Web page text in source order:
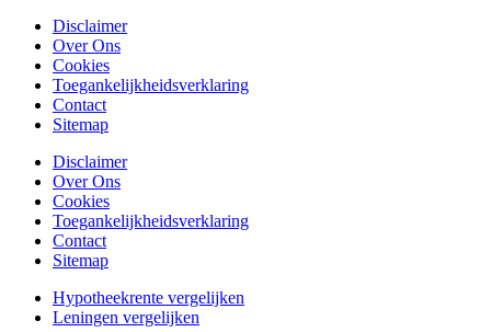
Disclaimer
Over Ons
Cookies
Toegankelijkheidsverklaring
Contact
Sitemap
Disclaimer
Over Ons
Cookies
Toegankelijkheidsverklaring
Contact
Sitemap
Hypotheekrente vergelijken
Leningen vergelijken